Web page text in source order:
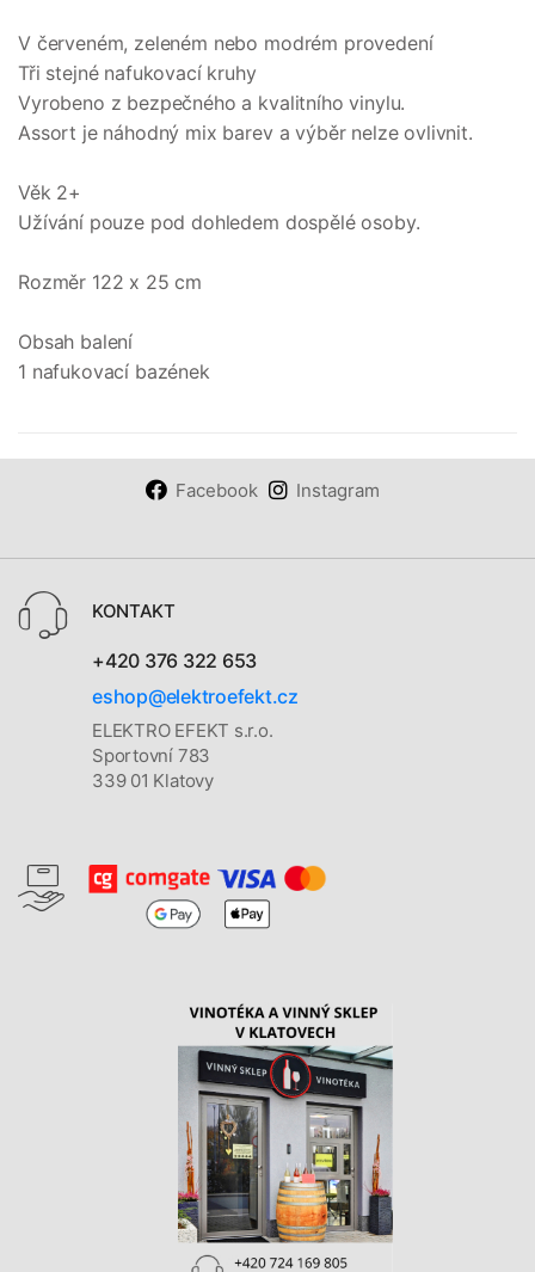
V červeném, zeleném nebo modrém provedení
Tři stejné nafukovací kruhy
Vyrobeno z bezpečného a kvalitního vinylu.
Assort je náhodný mix barev a výběr nelze ovlivnit.
Věk 2+
Užívání pouze pod dohledem dospělé osoby.
Rozměr 122 x 25 cm
Obsah balení
1 nafukovací bazének
Facebook Instagram
KONTAKT
+420 376 322 653
eshop@elektroefekt.cz
ELEKTRO EFEKT s.r.o.
Sportovní 783
339 01 Klatovy